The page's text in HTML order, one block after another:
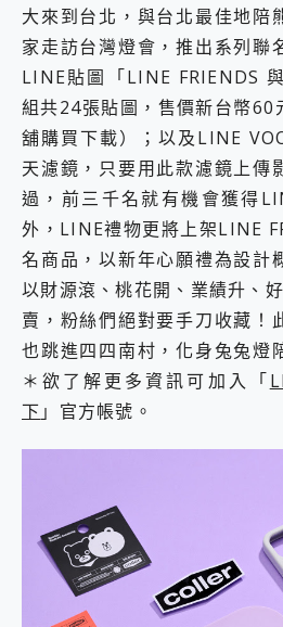
大來到台北，與台北最佳地陪
家走訪台灣燈會，推出系列聯
LINE貼圖「LINE FRIENDS
組共24張貼圖，售價新台幣60
舖購買下載）；以及LINE
天濾鏡，只要用此款濾鏡上傳
過，前三千名就有機會獲得
外，LINE禮物更將上架LINE
名商品，以新年心願禮為設計
以財源滾、桃花開、業績升、
賣，粉絲們絕對要手刀收藏！
也跳進四四南村，化身兔兔燈
＊欲了解更多資訊可加入「
下 」官方帳號。